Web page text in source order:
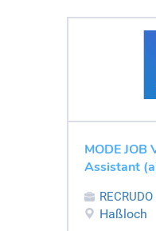
MODE JOB
Assistant
Haßloch